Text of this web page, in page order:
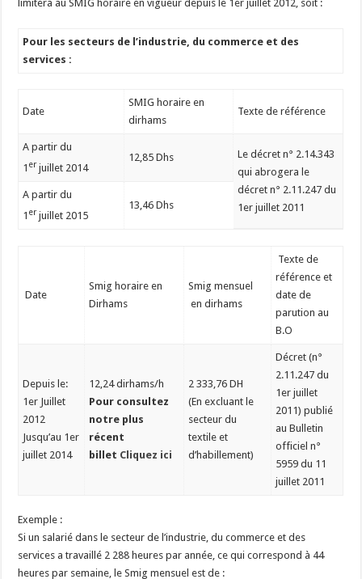
limitera au SMIG horaire en vigueur depuis le 1er juillet 2012, soit :
Pour les secteurs de l’industrie, du commerce et des
services :
Date
SMIG horaire en
dirhams
Texte de référence
A partir du
1 erjuillet 2014
12,85 Dhs
Le décret n° 2.14.343
qui abrogera le
décret n° 2.11.247 du
1er juillet 2011
A partir du
1 erjuillet 2015
13,46 Dhs
Date
Smig horaire en
Dirhams
Smig mensuel
en dirhams
Texte de
référence et
date de
parution au
B.O
Depuis le:
1er Juillet
2012
Jusqu’au 1er
juillet 2014
12,24 dirhams/h
Pour consultez
notre plus
récent
billet Cliquez ici
2 333,76 DH
(En excluant le
secteur du
textile et
d’habillement)
Décret (n°
2.11.247 du
1er juillet
2011) publié
au Bulletin
officiel n°
5959 du 11
juillet 2011
Exemple :
Si un salarié dans le secteur de l’industrie, du commerce et des
services a travaillé 2 288 heures par année, ce qui correspond à 44
heures par semaine, le Smig mensuel est de :